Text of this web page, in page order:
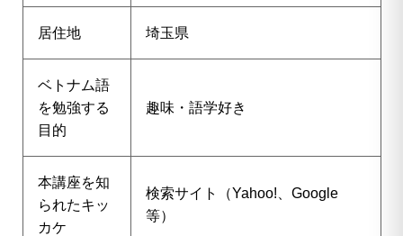
居住地 埼玉県
ベトナム語
を勉強する
目的
趣味・語学好き
本講座を知
られたキッ
カケ
検索サイト（Yahoo!、Google
等）